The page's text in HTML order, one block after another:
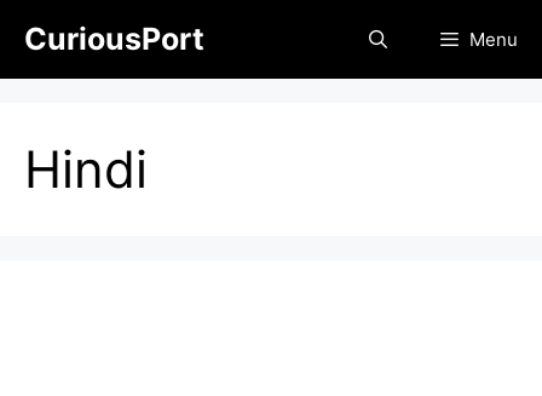
content
CuriousPort Menu
Hindi